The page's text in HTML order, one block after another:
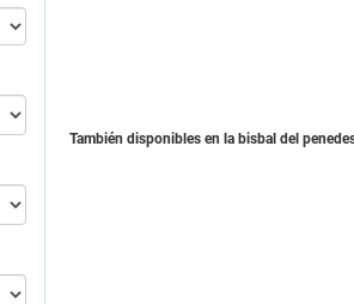
También disponibles en la bisbal del